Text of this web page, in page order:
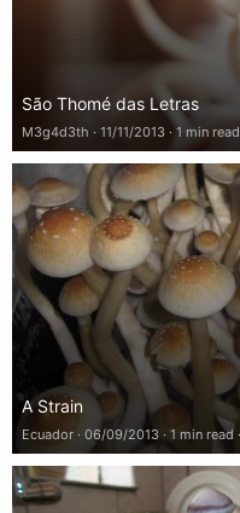
São Thomé das Letras
M3g4d3th 11/11/2013 1 min read
A Strain
Ecuador 06/09/2013 1 min read